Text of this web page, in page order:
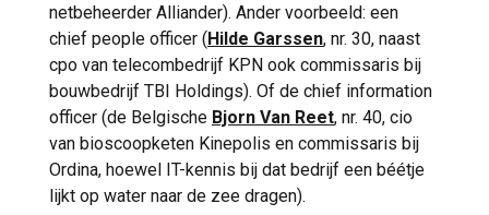
netbeheerder Alliander). Ander voorbeeld: een
chief people officer (Hilde Garssen, nr. 30, naast
cpo van telecombedrijf KPN ook commissaris bij
bouwbedrijf TBI Holdings). Of de chief information
officer (de Belgische Bjorn Van Reet, nr. 40, cio
van bioscoopketen Kinepolis en commissaris bij
Ordina, hoewel IT-kennis bij dat bedrijf een béétje
lijkt op water naar de zee dragen).